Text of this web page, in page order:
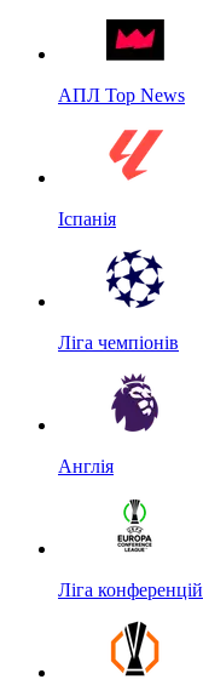
АПЛ Top News
Іспанія
Ліга чемпіонів
Англія
Ліга конференцій